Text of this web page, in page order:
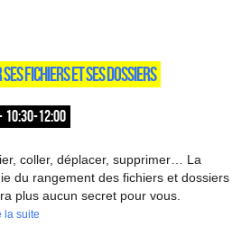
FICHIERS ET SES DOSSIERS
- 10:30-12:00
coller, déplacer, supprimer… La
du rangement des fichiers et dossiers
plus aucun secret pour vous.
la suite